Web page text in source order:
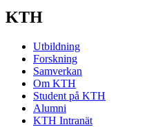
KTH
Utbildning
Forskning
Samverkan
Om KTH
Student på KTH
Alumni
KTH Intranät